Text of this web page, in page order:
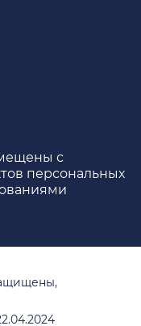
с
персональных